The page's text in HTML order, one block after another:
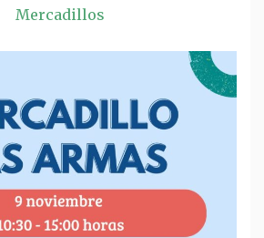
Mercadillos